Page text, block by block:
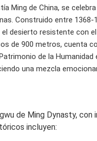
Ming de China, se
Construido entre
desierto resistente con
de 900 metros, cuenta
de la
una mezcla
de Ming Dynasty,
incluyen: